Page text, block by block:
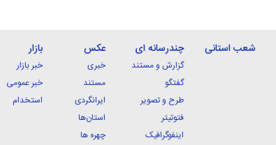
شعب استانی چندرسانه ای
گزارش و مستند
گفتگو
طرح و تصویر
فتوتیتر
اینفوگرافیک
عکس
خبری
مستند
ایرانگردی
استان‌ها
چهره ها
بازار
خبر بازار
خبر عمومی
استخدام